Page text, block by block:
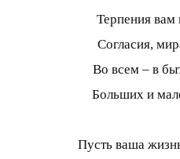
Терпения
Согласия,
Во всем – в
Больших и
Пусть ваша